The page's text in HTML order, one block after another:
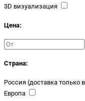
3D визуализация
Цена:
Страна:
Россия (доставка только
Европа